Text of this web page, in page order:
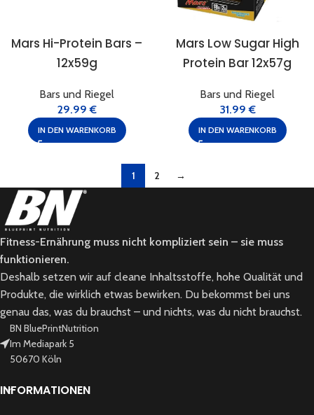
Mars Hi-Protein Bars –
12x59g
Bars und Riegel
29.99€
IN DEN WARENKORB
Mars Low Sugar High
Protein Bar 12x57g
Bars und Riegel
31.99€
IN DEN WARENKORB
1 2 →
Fitness-Ernährung muss nicht kompliziert sein – sie muss
funktionieren.
Deshalb setzen wir auf cleane Inhaltsstoffe, hohe Qualität und
Produkte, die wirklich etwas bewirken. Du bekommst bei uns
genau das, was du brauchst – und nichts, was du nicht brauchst.
BN BluePrintNutrition
Im Mediapark 5
50670 Köln
INFORMATIONEN